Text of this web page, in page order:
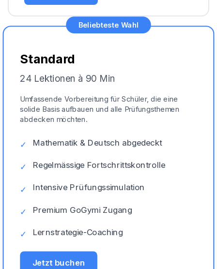
Beliebteste Wahl
Standard
24 Lektionen à 90 Min
Umfassende Vorbereitung für Schüler, die eine
solide Basis aufbauen und alle Prüfungsthemen
abdecken möchten.
✓ Mathematik & Deutsch abgedeckt
✓ Regelmässige Fortschrittskontrolle
✓ Intensive Prüfungssimulation
✓ Premium GoGymi Zugang
✓ Lernstrategie-Coaching
Jetzt buchen